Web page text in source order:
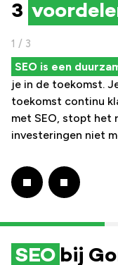
3
1 / 3
SEO is een
je in de toekomst.
toekomst continu
met SEO, stopt het
investeringen niet
SEO zorgt voor
SEO draagt bij
SEO bij